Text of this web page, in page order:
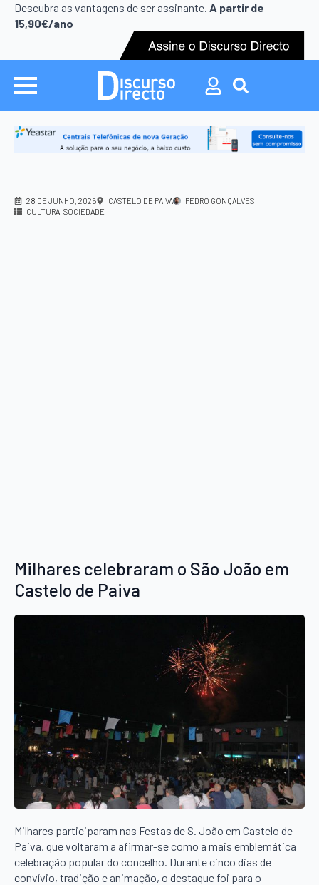
Descubra as vantagens de ser assinante. A partir de
15,90€/ano
Search
for:
28 DE JUNHO, 2025 CASTELO DE PAIVA
PEDRO GONÇALVES
CULTURA SOCIEDADE
Milhares celebraram o São João em
Castelo de Paiva
Milhares participaram nas Festas de S. João em Castelo de
Paiva, que voltaram a afirmar-se como a mais emblemática
celebração popular do concelho. Durante cinco dias de
convívio, tradição e animação, o destaque foi para o